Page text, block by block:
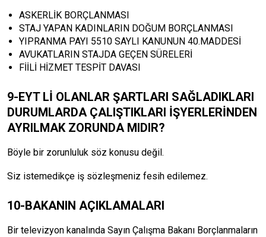
ASKERLİK BORÇLANMASI
STAJ YAPAN KADINLARIN DOĞUM BORÇLANMASI
YIPRANMA PAYI 5510 SAYLI KANUNUN 40.MADDESİ
AVUKATLARIN STAJDA GEÇEN SÜRELERİ
FİİLİ HİZMET TESPİT DAVASI
9-EYT Lİ OLANLAR ŞARTLARI SAĞLADIKLARI
DURUMLARDA ÇALIŞTIKLARI İŞYERLERİNDEN
AYRILMAK ZORUNDA MIDIR?
Böyle bir zorunluluk söz konusu değil.
Siz istemedikçe iş sözleşmeniz fesih edilemez.
10-BAKANIN AÇIKLAMALARI
Bir televizyon kanalında Sayın Çalışma Bakanı Borçlanmaların